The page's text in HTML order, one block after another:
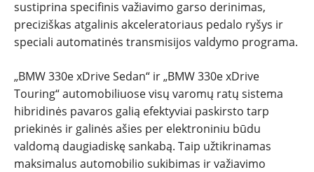
sustiprina specifinis važiavimo garso derinimas,
preciziškas atgalinis akceleratoriaus pedalo ryšys ir
speciali automatinės transmisijos valdymo programa.
„BMW 330e xDrive Sedan“ ir „BMW 330e xDrive
Touring“ automobiliuose visų varomų ratų sistema
hibridinės pavaros galią efektyviai paskirsto tarp
priekinės ir galinės ašies per elektroniniu būdu
valdomą daugiadiskę sankabą. Taip užtikrinamas
maksimalus automobilio sukibimas ir važiavimo